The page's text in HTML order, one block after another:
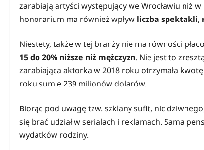
zarabiają artyści występujący we Wrocławiu niż
honorarium ma również wpływ liczba spektakli,
Niestety, także w tej branży nie ma równości
15 do 20% niższe niż mężczyzn. Nie jest to
zarabiająca aktorka w 2018 roku otrzymała
roku sumie 239 milionów dolarów.
Biorąc pod uwagę tzw. szklany sufit, nic
się brać udział w serialach i reklamach. Sama
wydatków rodziny.